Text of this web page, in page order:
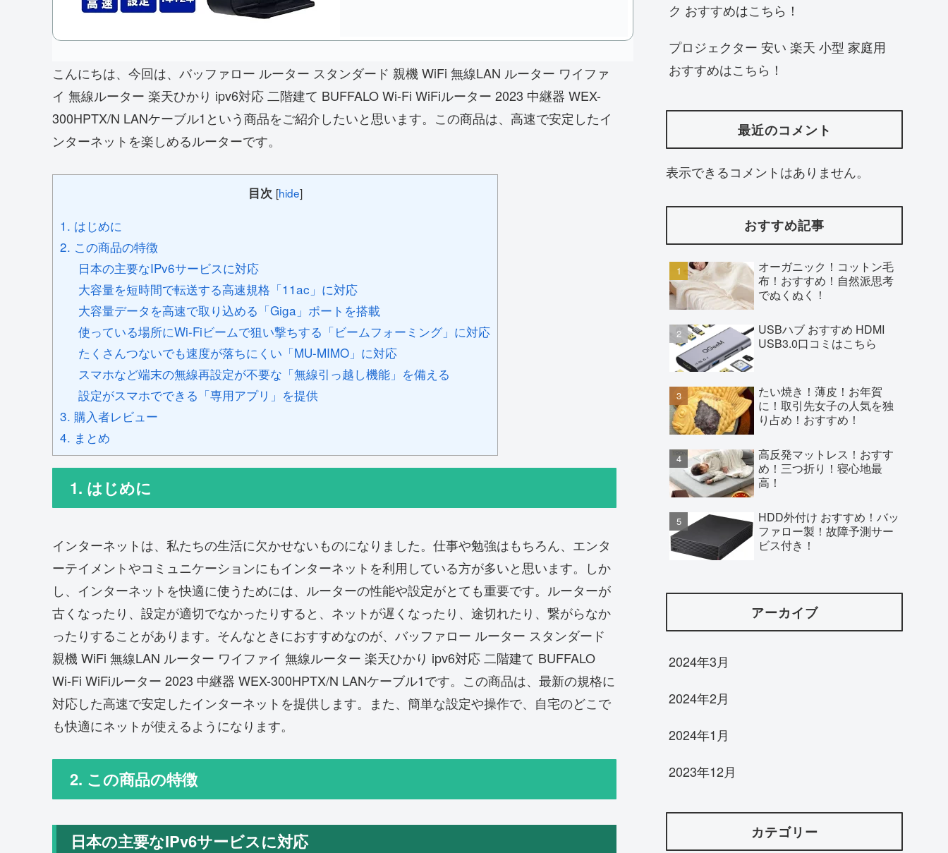
こんにちは、今回は、バッファロー ルーター スタンダード 親機 WiFi 無線LAN ルーター ワイファ
イ 無線ルーター 楽天ひかり ipv6対応 二階建て BUFFALO Wi-Fi WiFiルーター 2023 中継器 WEX-
300HPTX/N LANケーブル1という商品をご紹介したいと思います。この商品は、高速で安定したイ
ンターネットを楽しめるルーターです。
目次 [hide]
1. はじめに
2. この商品の特徴
日本の主要なIPv6サービスに対応
大容量を短時間で転送する高速規格「11ac」に対応
大容量データを高速で取り込める「Giga」ポートを搭載
使っている場所にWi-Fiビームで狙い撃ちする「ビームフォーミング」に対応
たくさんつないでも速度が落ちにくい「MU-MIMO」に対応
スマホなど端末の無線再設定が不要な「無線引っ越し機能」を備える
設定がスマホでできる「専用アプリ」を提供
3. 購入者レビュー
4. まとめ
1. はじめに
インターネットは、私たちの生活に欠かせないものになりました。仕事や勉強はもちろん、エンタ
ーテイメントやコミュニケーションにもインターネットを利用している方が多いと思います。しか
し、インターネットを快適に使うためには、ルーターの性能や設定がとても重要です。ルーターが
古くなったり、設定が適切でなかったりすると、ネットが遅くなったり、途切れたり、繋がらなか
ったりすることがあります。そんなときにおすすめなのが、バッファロー ルーター スタンダード
親機 WiFi 無線LAN ルーター ワイファイ 無線ルーター 楽天ひかり ipv6対応 二階建て BUFFALO
Wi-Fi WiFiルーター 2023 中継器 WEX-300HPTX/N LANケーブル1です。この商品は、最新の規格に
対応した高速で安定したインターネットを提供します。また、簡単な設定や操作で、自宅のどこで
も快適にネットが使えるようになります。
2. この商品の特徴
日本の主要なIPv6サービスに対応
ク おすすめはこちら！
プロジェクター 安い 楽天 小型 家庭用
おすすめはこちら！
最近のコメント
表示できるコメントはありません。
おすすめ記事
オーガニック！コットン毛
布！おすすめ！自然派思考
でぬくぬく！
USBハブ おすすめ HDMI
USB3.0口コミはこちら
たい焼き！薄皮！お年賀
に！取引先女子の人気を独
り占め！おすすめ！
高反発マットレス！おすす
め！三つ折り！寝心地最
高！
HDD外付け おすすめ！バッ
ファロー製！故障予測サー
ビス付き！
アーカイブ
2024年3月
2024年2月
2024年1月
2023年12月
カテゴリー